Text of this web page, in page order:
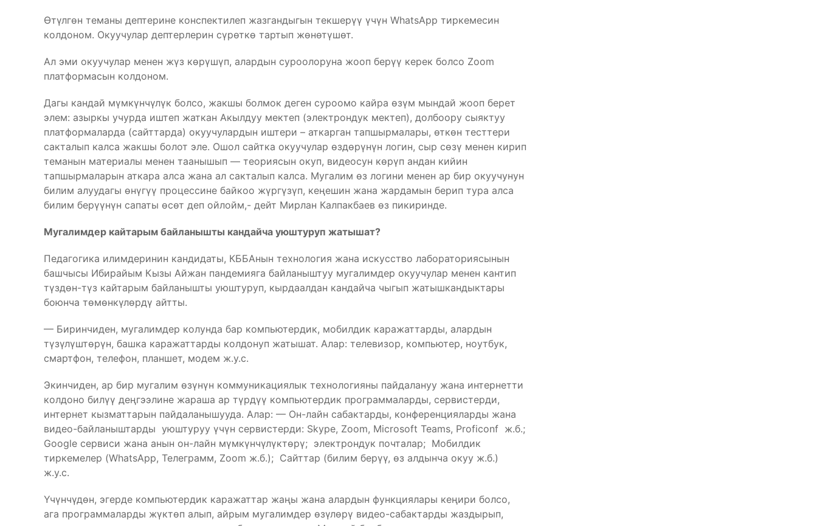
Өтүлгөн теманы дептерине конспектилеп жазгандыгын текшерүү үчүн WhatsApp тиркемесин
колдоном. Окуучулар дептерлерин сүрөткө тартып жөнөтүшөт.
Ал эми окуучулар менен жүз көрүшүп, алардын суроолоруна жооп берүү керек болсо Zoom
платформасын колдоном.
Дагы кандай мүмкүнчүлүк болсо, жакшы болмок деген суроомо кайра өзүм мындай жооп берет
элем: азыркы учурда иштеп жаткан Акылдуу мектеп (электрондук мектеп), долбоору сыяктуу
платформаларда (сайттарда) окуучулардын иштери – аткарган тапшырмалары, өткөн тесттери
сакталып калса жакшы болот эле. Ошол сайтка окуучулар өздөрүнүн логин, сыр сөзү менен кирип
теманын материалы менен таанышып — теориясын окуп, видеосун көрүп андан кийин
тапшырмаларын аткара алса жана ал сакталып калса. Мугалим өз логини менен ар бир окуучунун
билим алуудагы өнүгүү процессине байкоо жүргүзүп, кеңешин жана жардамын берип тура алса
билим берүүнүн сапаты өсөт деп ойлойм,- дейт Мирлан Калпакбаев өз пикиринде.
Мугалимдер кайтарым байланышты кандайча уюштуруп жатышат?
Педагогика илимдеринин кандидаты, КББАнын технология жана искусство лабораториясынын
башчысы Ибирайым Кызы Айжан пандемияга байланыштуу мугалимдер окуучулар менен кантип
түздөн-түз кайтарым байланышты уюштуруп, кырдаалдан кандайча чыгып жатышкандыктары
боюнча төмөнкүлөрдү айтты.
— Биринчиден, мугалимдер колунда бар компьютердик, мобилдик каражаттарды, алардын
түзүлүштөрүн, башка каражаттарды колдонуп жатышат. Алар: телевизор, компьютер, ноутбук,
смартфон, телефон, планшет, модем ж.у.с.
Экинчиден, ар бир мугалим өзүнүн коммуникациялык технологияны пайдалануу жана интернетти
колдоно билүү деңгээлине жараша ар түрдүү компьютердик программаларды, сервистерди,
интернет кызматтарын пайдаланышууда. Алар: — Он-лайн сабактарды, конференцияларды жана
видео-байланыштарды уюштуруу үчүн сервистерди: Skype, Zoom, Microsoft Teams, Proficonf ж.б.;
Google сервиси жана анын он-лайн мүмкүнчүлүктөрү; электрондук почталар; Мобилдик
тиркемелер (WhatsApp, Телеграмм, Zoom ж.б.); Сайттар (билим берүү, өз алдынча окуу ж.б.)
ж.у.с.
Үчүнчүдөн, эгерде компьютердик каражаттар жаңы жана алардын функциялары кеңири болсо,
ага программаларды жүктөп алып, айрым мугалимдер өзүлөрү видео-сабактарды жаздырып,